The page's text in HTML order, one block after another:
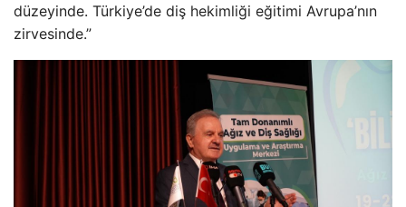
düzeyinde. Türkiye’de diş hekimliği eğitimi Avrupa’nın
zirvesinde.”